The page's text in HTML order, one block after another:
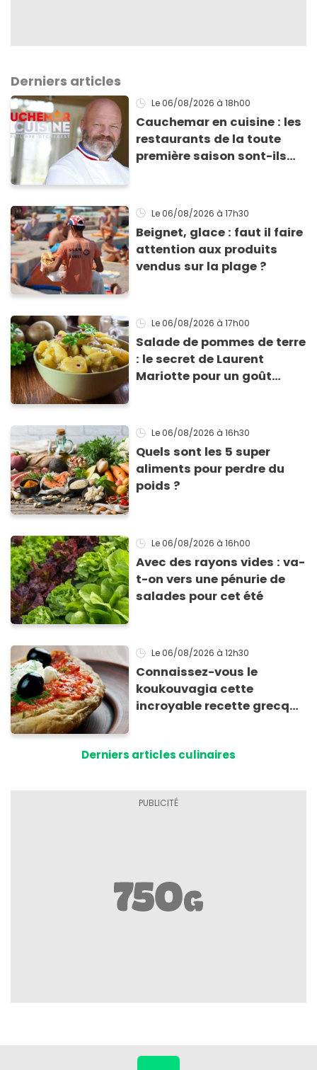
Derniers articles
Le 06/08/2026 à 18h00
Cauchemar en cuisine : les
restaurants de la toute
première saison sont-ils
Le 06/08/2026 à 17h30
Beignet, glace : faut il faire
attention aux produits
vendus sur la plage ?
Le 06/08/2026 à 17h00
Salade de pommes de terre
: le secret de Laurent
Mariotte pour un goût
Le 06/08/2026 à 16h30
Quels sont les 5 super
aliments pour perdre du
poids ?
Le 06/08/2026 à 16h00
Avec des rayons vides : va-
t-on vers une pénurie de
salades pour cet été
Le 06/08/2026 à 12h30
Connaissez-vous le
koukouvagia cette
incroyable recette grecque
Derniers articles culinaires